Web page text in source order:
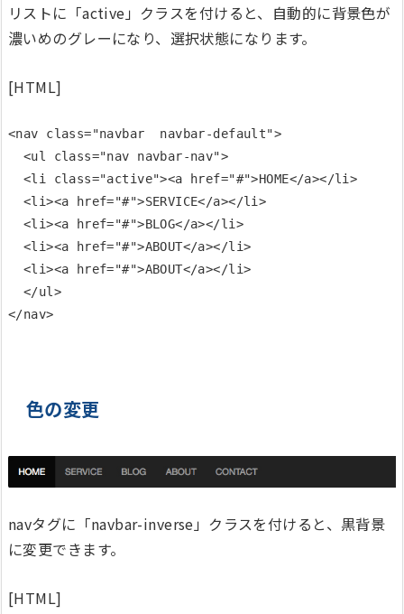
リストに「active」クラスを付けると、自動的に背景色が
濃いめのグレーになり、選択状態になります。
[HTML]
<nav class="navbar  navbar-default">
  <ul class="nav navbar-nav">
  <li class="active"><a href="#">HOME</a></li>
  <li><a href="#">SERVICE</a></li>
  <li><a href="#">BLOG</a></li>
  <li><a href="#">ABOUT</a></li>
  <li><a href="#">ABOUT</a></li>
  </ul>
色の変更
navタグに「navbar-inverse」クラスを付けると、黒背景
に変更できます。
[HTML]